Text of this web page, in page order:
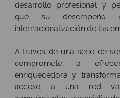
desarrollo profesional y
que su
internacionalización de las
A través de una serie de
compromete a
enriquecedora y
acceso a una red